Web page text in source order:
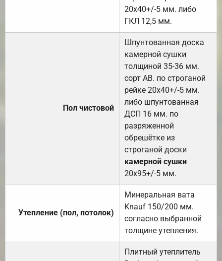
20х40+/-5 мм. либо
ГКЛ 12,5 мм.
Пол чистовой
Шпунтованная доска
камерной сушки
толщиной 35-36 мм.
сорт АВ. по строганой
рейке 20х40+/-5 мм.
либо шпунтованная
ДСП 16 мм. по
разряженной
обрешётке из
строганой доски
камерной сушки
20х95+/-5 мм.
Утепление (пол, потолок)
Минеральная вата
Knauf 150/200 мм.
согласно выбранной
толщине утепления.
Плитный утеплитель